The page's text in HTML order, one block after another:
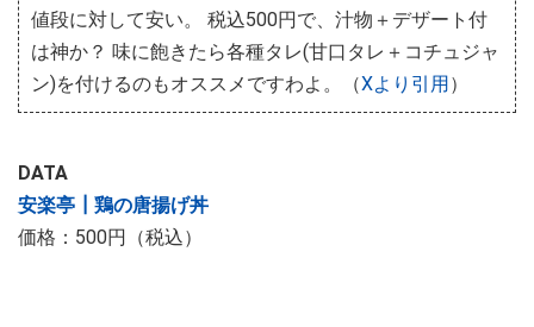
値段に対して安い。 税込500円で、汁物＋デザート付
は神か？ 味に飽きたら各種タレ(甘口タレ＋コチュジャ
ン)を付けるのもオススメですわよ。（Xより引用）
DATA
安楽亭┃鶏の唐揚げ丼
価格：500円（税込）